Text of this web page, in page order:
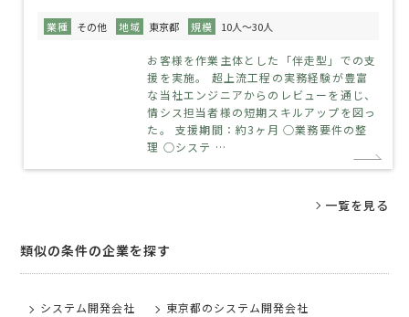
業種 その他 地域 東京都 規模 10人～30人
お客様を作業主体とした「伴走型」での支
援を実施。 超上流工程の実務経験が豊富
な当社エンジニアからのレビューを通じ、
情シス担当者様の短期スキルアップを図っ
た。 支援期間：約3ヶ月 ○業務要件の整
理 ○システ …
一覧を見る
類似の条件の企業を探す
システム開発会社
東京都のシステム開発会社